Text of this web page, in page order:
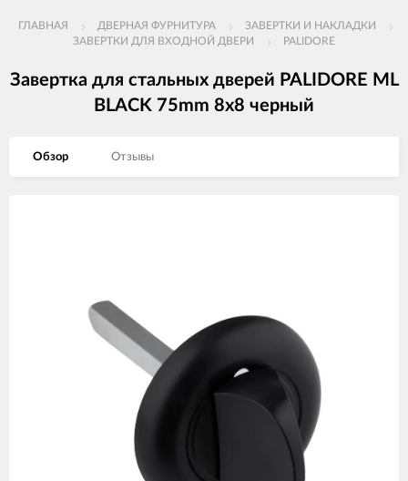
ГЛАВНАЯ ДВЕРНАЯ ФУРНИТУРА
ЗАВЕРТКИ И НАКЛАДКИ
ЗАВЕРТКИ ДЛЯ ВХОДНОЙ ДВЕРИ
PALIDORE
Завертка для стальных дверей PALIDORE ML
BLACK 75mm 8x8 черный
Обзор Отзывы